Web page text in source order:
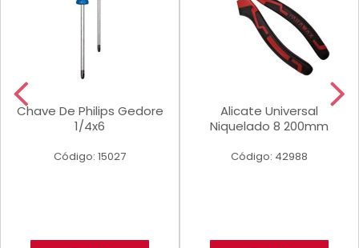
Chave De Philips Gedore
1/4x6
Código: 15027
Alicate Universal
Niquelado 8 200mm
Código: 42988